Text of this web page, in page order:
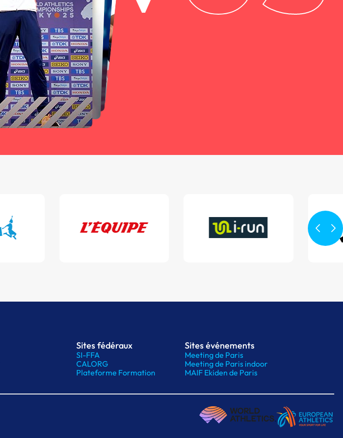
Sites fédéraux
SI-FFA
CALORG
Plateforme Formation
Sites événements
Meeting de Paris
Meeting de Paris indoor
MAIF Ekiden de Paris